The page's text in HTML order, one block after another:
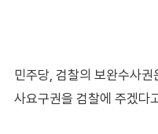
민주당, 검찰의 보완수사
사요구권을 검찰에 주겠다